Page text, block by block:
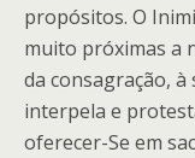
propósitos. O
muito próximas a
da consagração, à
interpela e
oferecer-Se em